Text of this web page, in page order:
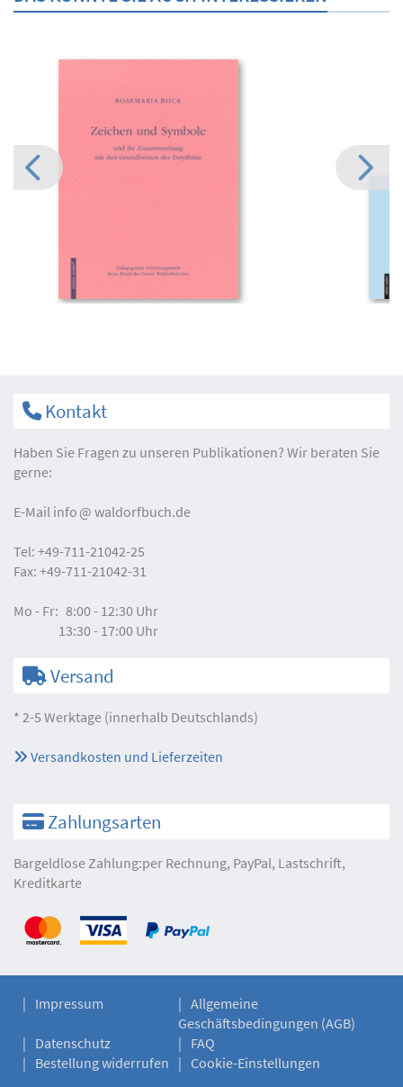
Kontakt
Haben Sie Fragen zu unseren Publikationen? Wir beraten Sie
gerne:
E-Mail info waldorfbuch.de
Tel: +49-711-21042-25
Fax: +49-711-21042-31
Mo - Fr: 8:00 - 12:30 Uhr
13:30 - 17:00 Uhr
Versand
* 2-5 Werktage (innerhalb Deutschlands)
Versandkosten und Lieferzeiten
Zahlungsarten
Bargeldlose Zahlung:per Rechnung, PayPal, Lastschrift,
Kreditkarte
Impressum
Allgemeine
Geschäftsbedingungen (AGB)
Datenschutz
FAQ
Bestellung widerrufen
Cookie-Einstellungen